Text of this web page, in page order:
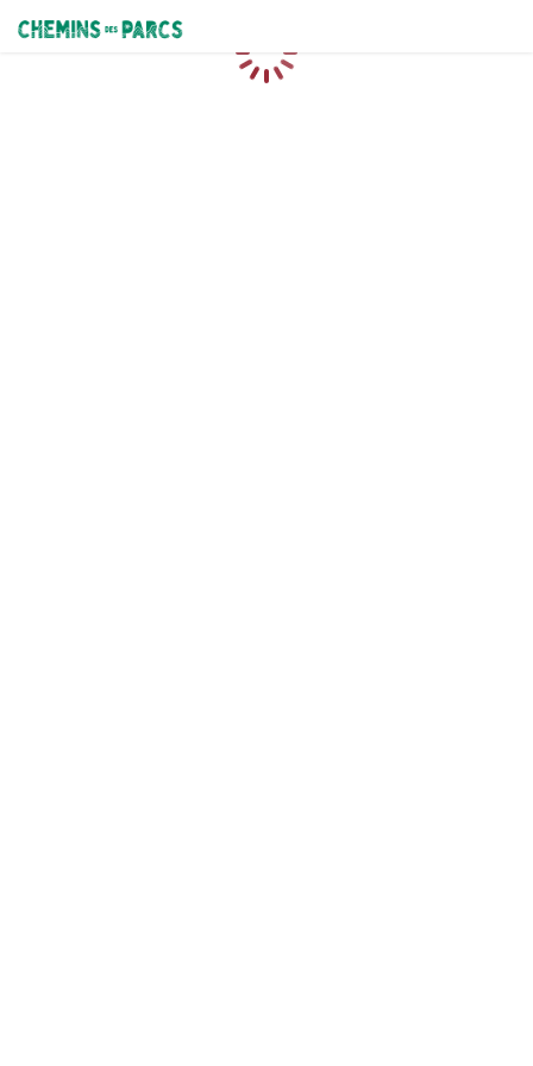
Chemins des Parcs
Caricamento